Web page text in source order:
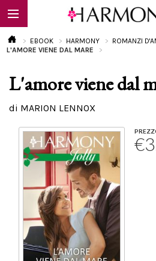
EBOOK
Calendario
EBOOK HARMONY ROMANZI
L'AMORE VIENE DAL MARE
L'amore viene dal
di MARION LENNOX